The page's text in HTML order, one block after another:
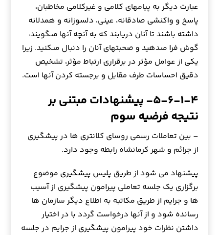
عبارت ديگر به پيام‏هاى كلامى و غيركلامى مخاطبان،
پاسخ و واكنشى صادقانه، عينى، دلسوزانه و همدلانه
داشته باشند تا آنان دريابند که به آنچه آنها مى‏گويند،
گوش فرا مى‏دهيد و صحبت‏هاى آنان را دنبال مى‏كنيد. زیرا
يكى از عوامل مؤثر در برقرارى ارتباط مؤثر، تشخيص
دقيق احساسات طرف مقابل و برجسته كردن آنها است.
۵-۶-۱-۴- پیشنهادات مبتنی بر
نتیجه فرضیه سوم
– بین تعاملات رسمی روسای کلانتری ها در پیشگیری
از جرائم و شهر کرمانشاه رابطه وجود دارد.
پیشنهاد می شود از طریق پلیس پیشگیری موضوع
برگزاری یک جلسه تعاملی پیرامون پیشگیری از آسیب
ها و جرایم از طریق مکاتبه به اطلاع دیگر سازمان ها
رسانده شود و از آنها درخواست گردد با در اختیار
داشتن نظرات خود پیرامون پیشگیری از جرایم در جلسه